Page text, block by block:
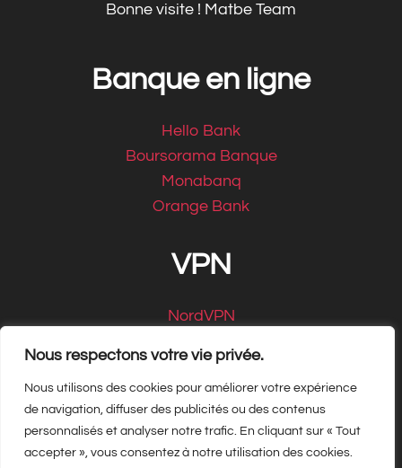
Nous respectons votre vie privée.
Nous utilisons des cookies pour améliorer votre expérience
de navigation, diffuser des publicités ou des contenus
personnalisés et analyser notre trafic. En cliquant sur « Tout
accepter », vous consentez à notre utilisation des cookies.
Bonne visite ! Matbe Team
Banque en ligne
Hello Bank
Boursorama Banque
Monabanq
Orange Bank
VPN
NordVPN
Copyright Matbe.com 2026, tous droits
réservés